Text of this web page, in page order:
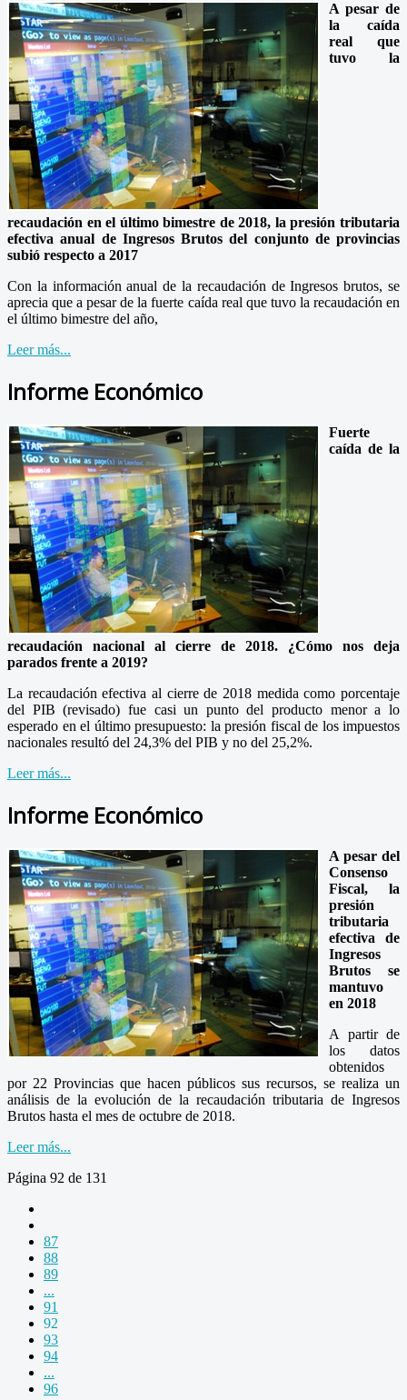
A pesar de
la caída
real que
tuvo la
recaudación en el último bimestre de 2018, la presión tributaria
efectiva anual de Ingresos Brutos del conjunto de provincias
subió respecto a 2017
Con la información anual de la recaudación de Ingresos brutos, se
aprecia que a pesar de la fuerte caída real que tuvo la recaudación en
el último bimestre del año,
Leer más...
Informe Económico
Fuerte
caída de la
recaudación nacional al cierre de 2018. ¿Cómo nos deja
parados frente a 2019?
La recaudación efectiva al cierre de 2018 medida como porcentaje
del PIB (revisado) fue casi un punto del producto menor a lo
esperado en el último presupuesto: la presión fiscal de los impuestos
nacionales resultó del 24,3% del PIB y no del 25,2%.
Leer más...
Informe Económico
A pesar del
Consenso
Fiscal, la
presión
tributaria
efectiva de
Ingresos
Brutos se
mantuvo
en 2018
A partir de
los datos
obtenidos
por 22 Provincias que hacen públicos sus recursos, se realiza un
análisis de la evolución de la recaudación tributaria de Ingresos
Brutos hasta el mes de octubre de 2018.
Leer más...
Página 92 de 131
87
88
89
...
91
92
93
94
...
96